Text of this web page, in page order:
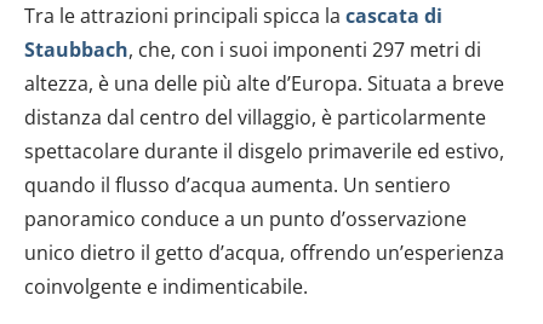
Tra le attrazioni principali spicca la cascata di
Staubbach, che, con i suoi imponenti 297 metri di
altezza, è una delle più alte d’Europa. Situata a breve
distanza dal centro del villaggio, è particolarmente
spettacolare durante il disgelo primaverile ed estivo,
quando il flusso d’acqua aumenta. Un sentiero
panoramico conduce a un punto d’osservazione
unico dietro il getto d’acqua, offrendo un’esperienza
coinvolgente e indimenticabile.